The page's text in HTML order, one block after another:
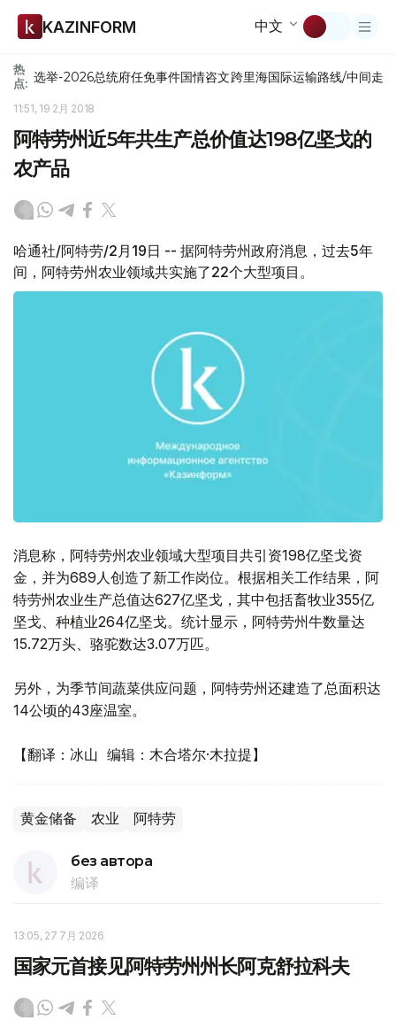
KAZINFORM 中文
热
点: 选举-2026总统府任免事件国情咨文跨里海国际运输路线/中间走廊
11:51, 19 2月 2018
阿特劳州近5年共生产总价值达198亿坚戈的
农产品
哈通社/阿特劳/2月19日 -- 据阿特劳州政府消息，过去5年
间，阿特劳州农业领域共实施了22个大型项目。
消息称，阿特劳州农业领域大型项目共引资198亿坚戈资
金，并为689人创造了新工作岗位。根据相关工作结果，阿
特劳州农业生产总值达627亿坚戈，其中包括畜牧业355亿
坚戈、种植业264亿坚戈。统计显示，阿特劳州牛数量达
15.72万头、骆驼数达3.07万匹。
另外，为季节间蔬菜供应问题，阿特劳州还建造了总面积达
14公顷的43座温室。
【翻译：冰山 编辑：木合塔尔·木拉提】
黄金储备 农业 阿特劳
без автора
编译
13:05, 27 7月 2026
国家元首接见阿特劳州州长阿克舒拉科夫